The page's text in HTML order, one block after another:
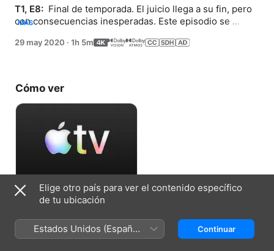
T1, E8: Final de temporada. El juicio llega a su fin, pero
con consecuencias inesperadas. Este episodio se
MÁS
29 may 2020 · 1h 5m
Cómo ver
Aceptar prueba gratuita
7 días gratis, luego $6,99 al mes.
Elige otro país para ver el contenido específico
de tu ubicación
Estados Unidos (Español
México)
Continuar